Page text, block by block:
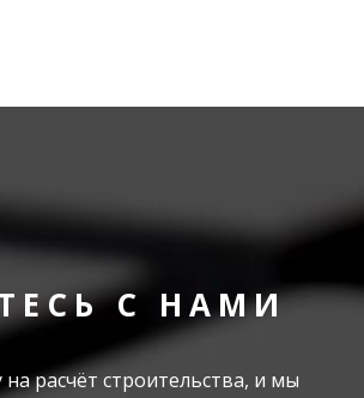
С НАМИ
на расчёт строительства, и мы